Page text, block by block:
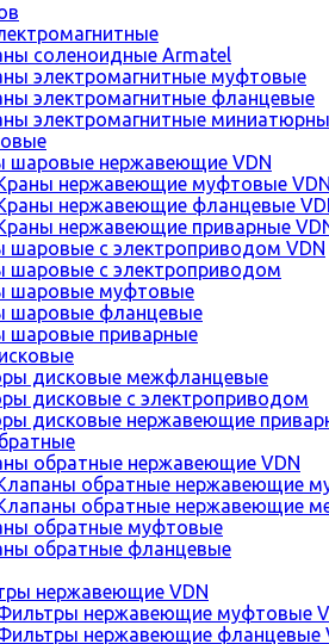
соленоидные Armatel
электромагнитные муфтовые
электромагнитные фланцевые
электромагнитные
шаровые нержавеющие VDN
нержавеющие муфтовые VDN
нержавеющие фланцевые
нержавеющие приварные
шаровые с электроприводом VDN
шаровые с электроприводом
шаровые муфтовые
шаровые фланцевые
шаровые приварные
дисковые межфланцевые
дисковые с электроприводом
дисковые нержавеющие
обратные нержавеющие VDN
обратные нержавеющие
обратные нержавеющие
обратные муфтовые
обратные фланцевые
нержавеющие VDN
нержавеющие муфтовые
нержавеющие фланцевые